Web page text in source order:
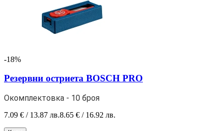
-18%
Резервни остриета BOSCH PRO
Окомплектовка - 10 броя
7.09 € / 13.87 лв.8.65 € / 16.92 лв.